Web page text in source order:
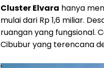
Cluster Elvara hanya
mulai dari Rp 1,6 miliar.
ruangan yang fungsional.
Cibubur yang terencana